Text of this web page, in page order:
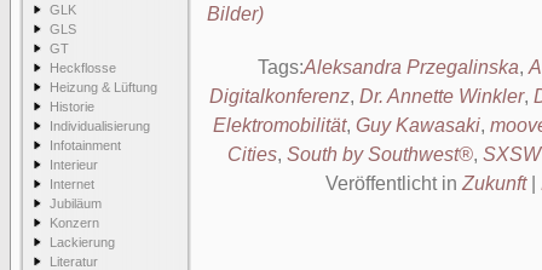
GLK
GLS
GT
Heckflosse
Heizung & Lüftung
Historie
Individualisierung
Infotainment
Interieur
Internet
Jubiläum
Konzern
Lackierung
Literatur
Bilder)
Tags:Aleksandra Przegalinska,
Digitalkonferenz, Dr. Annette Winkler,
Elektromobilität, Guy Kawasaki,
Cities, South by Southwest®,
Veröffentlicht in Zukunft|